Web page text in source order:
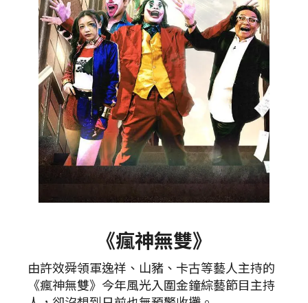
《瘋神無雙》
由許效舜領軍逸祥、山豬、卡古等藝人主持的
《瘋神無雙》今年風光入圍金鐘綜藝節目主持